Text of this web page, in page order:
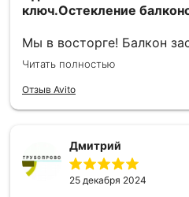
ключ.Остекление
Мы в восторге! Балкон
учли все наши
на связи и отвечали на
Отдельное спасибо
От души советуем вас
знакомым. А вашей фирме
и успехов!
Читать полностью
Отзыв Avito
Дмитрий
25 декабря 2024